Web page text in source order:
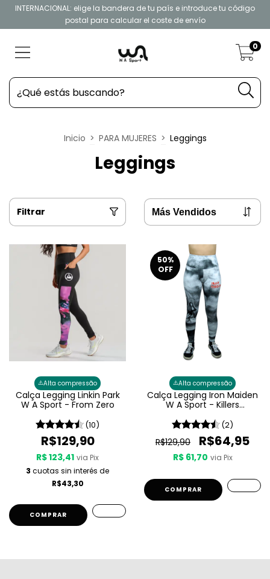
INTERNACIONAL: elige la bandera de tu país e introduce tu código
postal para calcular el coste de envío
0
Inicio > PARA MUJERES > Leggings
Leggings
Filtrar
⚠️Alta compressão
Calça Legging Linkin Park
W A Sport - From Zero
(10)
R$129,90
R$ 123,41 via Pix
3 cuotas sin interés de
R$43,30
COMPRAR
50%
OFF
⚠️Alta compressão
Calça Legging Iron Maiden
W A Sport - Killers
(2)
R$129,90 R$64,95
R$ 61,70 via Pix
COMPRAR